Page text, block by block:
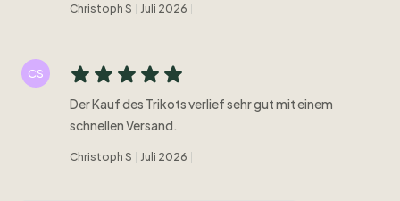
Christoph S Juli 2026
CS
Der Kauf des Trikots verlief sehr gut mit einem
schnellen Versand.
Christoph S Juli 2026